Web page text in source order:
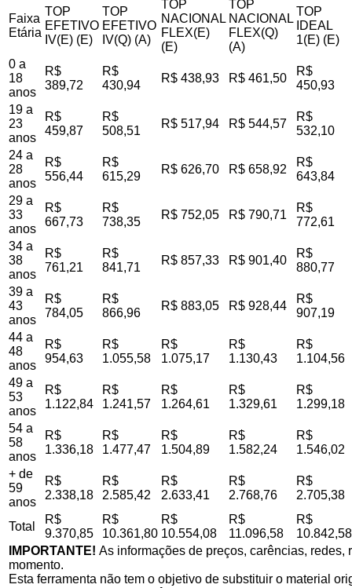
Faixa
Etária
TOP
EFETIVO
IV(E) (E)
TOP
EFETIVO
IV(Q) (A)
TOP
NACIONAL
FLEX(E)
(E)
TOP
NACIONAL
FLEX(Q)
(A)
TOP
IDEAL
1(E) (E)
0 a
18
anos
R$
389,72
R$
430,94
R$ 438,93 R$ 461,50
R$
450,93
19 a
23
anos
R$
459,87
R$
508,51
R$ 517,94 R$ 544,57
R$
532,10
24 a
28
anos
R$
556,44
R$
615,29
R$ 626,70 R$ 658,92
R$
643,84
29 a
33
anos
R$
667,73
R$
738,35
R$ 752,05 R$ 790,71
R$
772,61
34 a
38
anos
R$
761,21
R$
841,71
R$ 857,33 R$ 901,40
R$
880,77
39 a
43
anos
R$
784,05
R$
866,96
R$ 883,05 R$ 928,44
R$
907,19
44 a
48
anos
R$
954,63
R$
1.055,58
R$
1.075,17
R$
1.130,43
R$
1.104,56
49 a
53
anos
R$
1.122,84
R$
1.241,57
R$
1.264,61
R$
1.329,61
R$
1.299,18
54 a
58
anos
R$
1.336,18
R$
1.477,47
R$
1.504,89
R$
1.582,24
R$
1.546,02
+ de
59
anos
R$
2.338,18
R$
2.585,42
R$
2.633,41
R$
2.768,76
R$
2.705,38
Total
R$
9.370,85
R$
10.361,80
R$
10.554,08
R$
11.096,58
R$
10.842,58
IMPORTANTE! As informações de preços, carências,
momento.
Esta ferramenta não tem o objetivo de substituir o material